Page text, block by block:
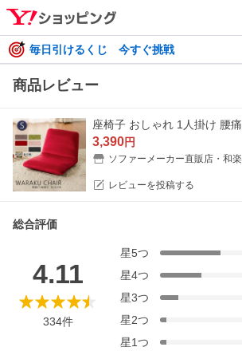
毎日引けるくじ 今すぐ挑戦
商品レビュー
3,390円
ソファーメーカー直販店・和楽
レビューを投稿する
総合評価
4.11
334件
星5つ
星4つ
星3つ
星2つ
星1つ